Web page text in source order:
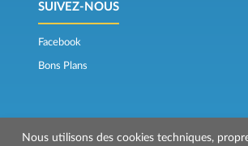
SUIVEZ-NOUS
Facebook
Bons Plans
Nous utilisons des cookies techniques,